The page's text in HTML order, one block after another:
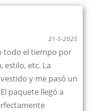
21-5-2025
todo el tiempo por
estilo, etc. La
y me pasó un
paquete llegó a